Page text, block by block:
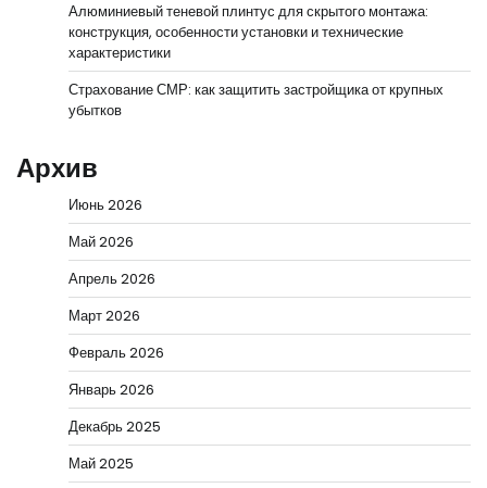
Алюминиевый теневой плинтус для скрытого монтажа:
конструкция, особенности установки и технические
характеристики
Страхование СМР: как защитить застройщика от крупных
убытков
Архив
Июнь 2026
Май 2026
Апрель 2026
Март 2026
Февраль 2026
Январь 2026
Декабрь 2025
Май 2025